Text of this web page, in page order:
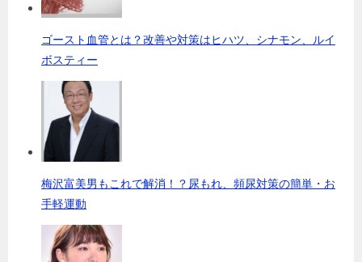
ゴースト血管とは？改善や対策はヒハツ、シナモン、ルイ
ボスティー
梅沢富美男もこれで解消！？尿もれ、頻尿対策の簡単・お
手軽運動